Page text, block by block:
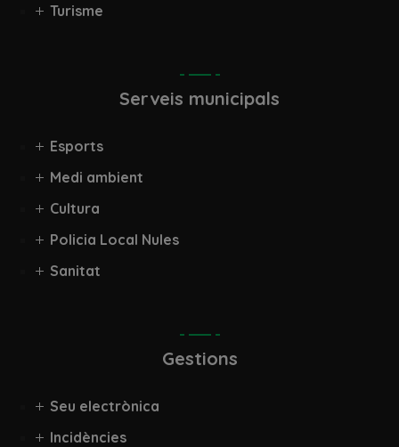
Turisme
Serveis municipals
Esports
Medi ambient
Cultura
Policia Local Nules
Sanitat
Gestions
Seu electrònica
Incidències